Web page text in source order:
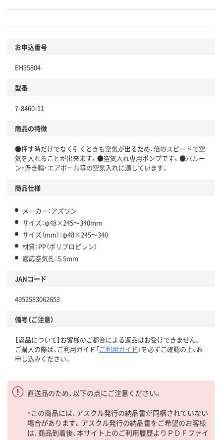
お申込番号
EH35804
型番
7-8460-11
商品の特徴
●押す時だけでなく引くときも空気が出るため、倍のスピードで空
気を入れることが出来ます。●空気入れ専用ポンプです。●バルー
ン・浮き輪・エアボール等の空気入れに適しています。
商品仕様
メーカー：アズワン
サイズ：φ48×245～340mm
サイズ（mm）：φ48×245～340
材質：PP（ポリプロピレン）
適応空気孔：5.5mm
JANコード
4952583062653
備考（ご注意）
【返品について】お客様のご都合による返品はお受けできません。
ご購入の際は、ご利用ガイド「ご利用ガイド 」を必ずご確認の上、お
申し込みください。
直送品のため、以下の点にご注意ください。
・この商品には、アスクル発行の納品書が同梱されていない
場合があります。アスクル発行の納品書をご希望のお客様
は、商品到着後、本サイト上のご利用履歴よりＰＤＦファイ